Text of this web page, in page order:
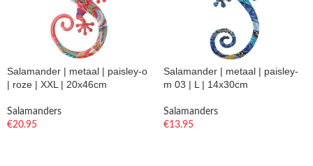
Salamander | metaal | paisley-o
| roze | XXL | 20x46cm
Salamanders
€20.95
Salamander | metaal | paisley-
m 03 | L | 14x30cm
Salamanders
€13.95